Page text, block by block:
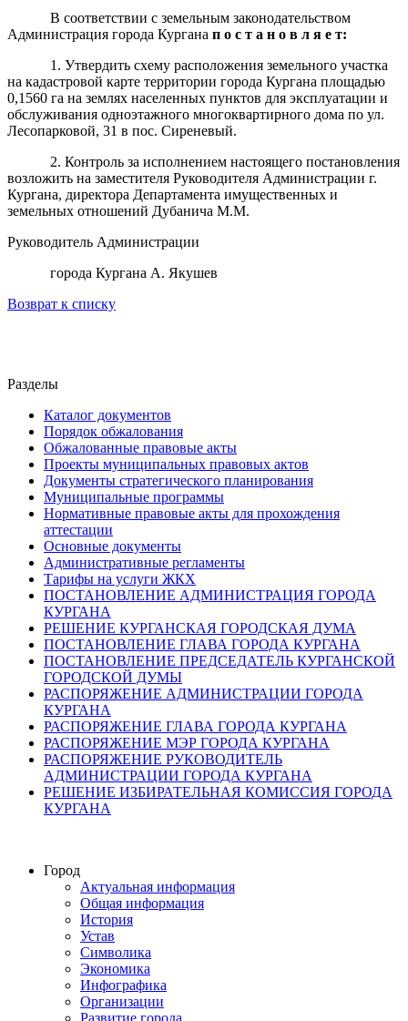
В соответствии с земельным законодательством
Администрация города Кургана п о с т а н о в л я е т:
1. Утвердить схему расположения земельного участка
на кадастровой карте территории города Кургана площадью
0,1560 га на землях населенных пунктов для эксплуатации и
обслуживания одноэтажного многоквартирного дома по ул.
Лесопарковой, 31 в пос. Сиреневый.
2. Контроль за исполнением настоящего постановления
возложить на заместителя Руководителя Администрации г.
Кургана, директора Департамента имущественных и
земельных отношений Дубанича М.М.
Руководитель Администрации
города Кургана А. Якушев
Возврат к списку
Разделы
Каталог документов
Порядок обжалования
Обжалованные правовые акты
Проекты муниципальных правовых актов
Документы стратегического планирования
Муниципальные программы
Нормативные правовые акты для прохождения
аттестации
Основные документы
Административные регламенты
Тарифы на услуги ЖКХ
ПОСТАНОВЛЕНИЕ АДМИНИСТРАЦИЯ ГОРОДА
КУРГАНА
РЕШЕНИЕ КУРГАНСКАЯ ГОРОДСКАЯ ДУМА
ПОСТАНОВЛЕНИЕ ГЛАВА ГОРОДА КУРГАНА
ПОСТАНОВЛЕНИЕ ПРЕДСЕДАТЕЛЬ КУРГАНСКОЙ
ГОРОДСКОЙ ДУМЫ
РАСПОРЯЖЕНИЕ АДМИНИСТРАЦИИ ГОРОДА
КУРГАНА
РАСПОРЯЖЕНИЕ ГЛАВА ГОРОДА КУРГАНА
РАСПОРЯЖЕНИЕ МЭР ГОРОДА КУРГАНА
РАСПОРЯЖЕНИЕ РУКОВОДИТЕЛЬ
АДМИНИСТРАЦИИ ГОРОДА КУРГАНА
РЕШЕНИЕ ИЗБИРАТЕЛЬНАЯ КОМИССИЯ ГОРОДА
КУРГАНА
Город
Актуальная информация
Общая информация
История
Устав
Символика
Экономика
Инфографика
Организации
Развитие города